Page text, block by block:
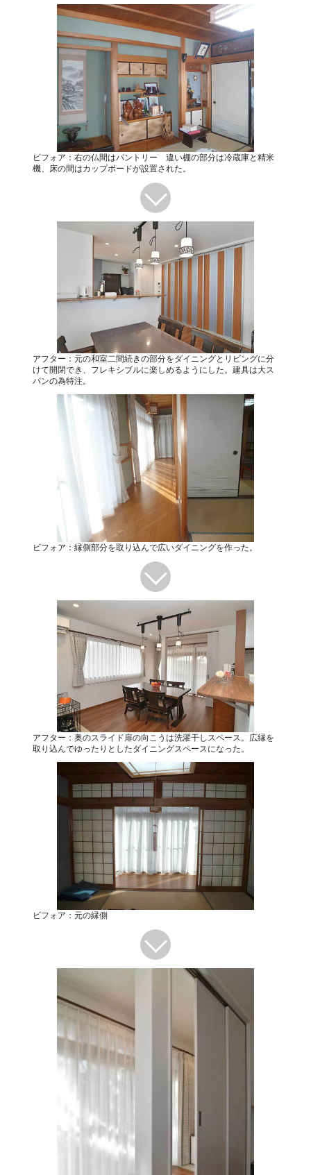
ビフォア：右の仏間はパントリー 違い棚の部分は冷蔵庫と精米
機、床の間はカップボードが設置された。
アフター：元の和室二間続きの部分をダイニングとリビングに分
けて開閉でき、フレキシブルに楽しめるようにした。建具は大ス
パンの為特注。
ビフォア：縁側部分を取り込んで広いダイニングを作った。
アフター：奥のスライド扉の向こうは洗濯干しスペース。広縁を
取り込んでゆったりとしたダイニングスペースになった。
ビフォア：元の縁側